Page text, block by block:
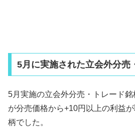
5月に実施された立会外分売
5月実施の立会外分売・トレード
が分売価格から+10円以上の利益
柄でした。